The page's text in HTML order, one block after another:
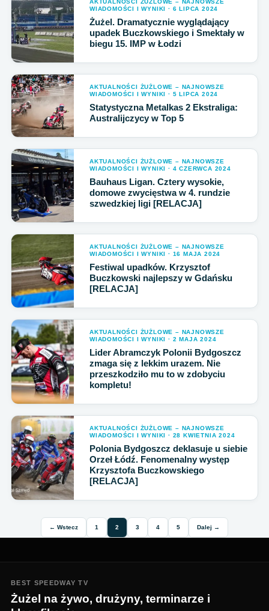
AKTUALNOŚCI ŻUŻLOWE – NAJNOWSZE
WIADOMOŚCI I WYNIKI · 6 LIPCA 2024
Żużel. Dramatycznie wyglądający
upadek Buczkowskiego i Smektały w
biegu 15. IMP w Łodzi
AKTUALNOŚCI ŻUŻLOWE – NAJNOWSZE
WIADOMOŚCI I WYNIKI · 5 LIPCA 2024
Statystyczna Metalkas 2 Ekstraliga:
Australijczycy w Top 5
AKTUALNOŚCI ŻUŻLOWE – NAJNOWSZE
WIADOMOŚCI I WYNIKI · 4 CZERWCA 2024
Bauhaus Ligan. Cztery wysokie,
domowe zwycięstwa w 4. rundzie
szwedzkiej ligi [RELACJA]
AKTUALNOŚCI ŻUŻLOWE – NAJNOWSZE
WIADOMOŚCI I WYNIKI · 16 MAJA 2024
Festiwal upadków. Krzysztof
Buczkowski najlepszy w Gdańsku
[RELACJA]
AKTUALNOŚCI ŻUŻLOWE – NAJNOWSZE
WIADOMOŚCI I WYNIKI · 2 MAJA 2024
Lider Abramczyk Polonii Bydgoszcz
zmaga się z lekkim urazem. Nie
przeszkodziło mu to w zdobyciu
kompletu!
AKTUALNOŚCI ŻUŻLOWE – NAJNOWSZE
WIADOMOŚCI I WYNIKI · 28 KWIETNIA 2024
Polonia Bydgoszcz deklasuje u siebie
Orzeł Łódź. Fenomenalny występ
Krzysztofa Buczkowskiego
[RELACJA]
← Wstecz 1 2 3 4 5 Dalej →
BEST SPEEDWAY TV
Żużel na żywo, drużyny, terminarze i